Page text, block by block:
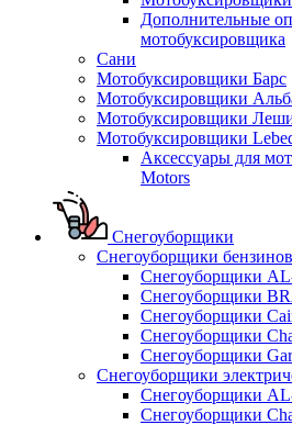
Дополнительные
мотобуксировщика
Сани
Мотобуксировщики Барс
Мотобуксировщики
Мотобуксировщики
Мотобуксировщики
Аксессуары для
Motors
Снегоуборщики
Снегоуборщики
Снегоуборщики
Снегоуборщики
Снегоуборщики
Снегоуборщики
Снегоуборщики
Снегоуборщики
Снегоуборщики
Снегоуборщики